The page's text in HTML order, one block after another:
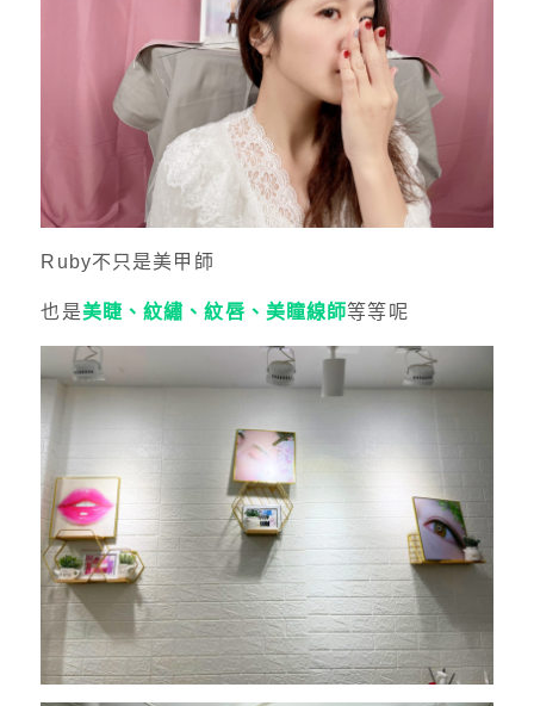
Ruby不只是美甲師
也是美睫、紋繡、紋唇、美瞳線師等等呢